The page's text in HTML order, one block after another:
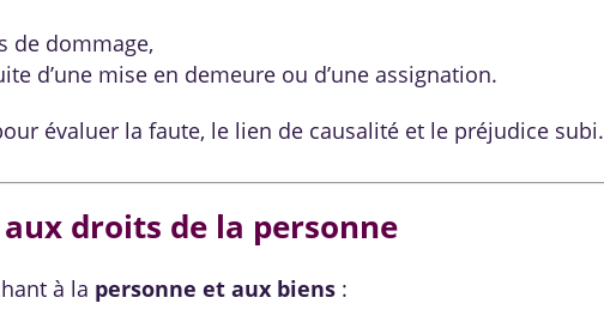
de dommage,
d’une mise en demeure ou d’une assignation.
évaluer la faute, le lien de causalité et le préjudice subi.
droits de la personne
à la personne et aux biens :